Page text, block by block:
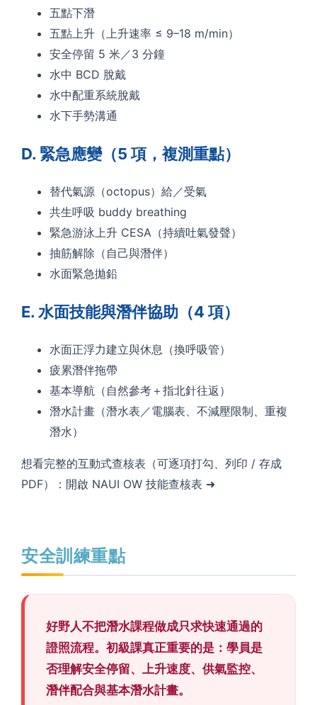
五點下潛
五點上升（上升速率 ≤ 9–18 m/min）
安全停留 5 米／3 分鐘
水中 BCD 脫戴
水中配重系統脫戴
水下手勢溝通
D. 緊急應變（5 項，複測重點）
替代氣源（octopus）給／受氣
共生呼吸 buddy breathing
緊急游泳上升 CESA（持續吐氣發聲）
抽筋解除（自己與潛伴）
水面緊急拋鉛
E. 水面技能與潛伴協助（4 項）
水面正浮力建立與休息（換呼吸管）
疲累潛伴拖帶
基本導航（自然參考＋指北針往返）
潛水計畫（潛水表／電腦表、不減壓限制、重複
潛水）
想看完整的互動式查核表（可逐項打勾、列印 / 存成
PDF）： 開啟 NAUI OW 技能查核表 ➜
安全訓練重點
好野人不把潛水課程做成只求快速通過的
證照流程。初級課真正重要的是：學員是
否理解安全停留、上升速度、供氣監控、
潛伴配合與基本潛水計畫。